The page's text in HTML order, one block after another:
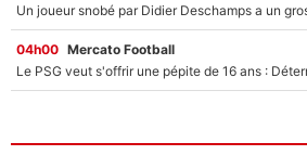
04h00 Mercato Football